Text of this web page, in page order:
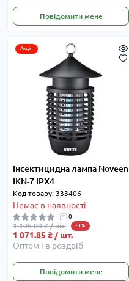
Повідомити мене
Акція
Інсектицидна лампа Noveen
IKN-7 IPX4
Код товару: 333406
Немає в наявності
0
1 105.00 ₴ / шт. -3%
1 071.85 ₴ / шт.
Оптом і в роздріб
Повідомити мене